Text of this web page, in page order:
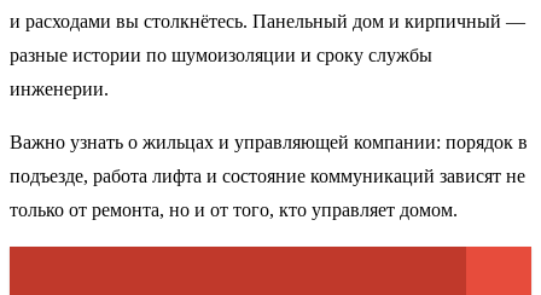
и расходами вы столкнётесь. Панельный дом и кирпичный —
разные истории по шумоизоляции и сроку службы
инженерии.
Важно узнать о жильцах и управляющей компании: порядок в
подъезде, работа лифтa и состояние коммуникаций зависят не
только от ремонта, но и от того, кто управляет домом.